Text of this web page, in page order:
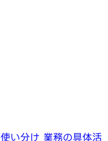
い分け 業務の具体活